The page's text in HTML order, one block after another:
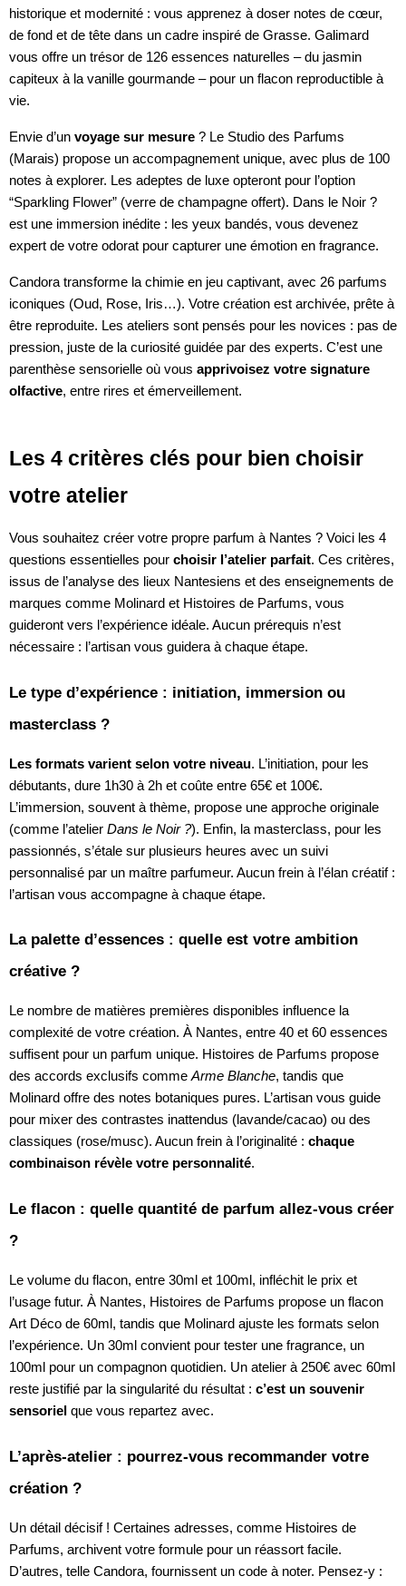
historique et modernité : vous apprenez à doser notes de cœur,
de fond et de tête dans un cadre inspiré de Grasse. Galimard
vous offre un trésor de 126 essences naturelles – du jasmin
capiteux à la vanille gourmande – pour un flacon reproductible à
vie.
Envie d’un voyage sur mesure ? Le Studio des Parfums
(Marais) propose un accompagnement unique, avec plus de 100
notes à explorer. Les adeptes de luxe opteront pour l’option
“Sparkling Flower” (verre de champagne offert). Dans le Noir ?
est une immersion inédite : les yeux bandés, vous devenez
expert de votre odorat pour capturer une émotion en fragrance.
Candora transforme la chimie en jeu captivant, avec 26 parfums
iconiques (Oud, Rose, Iris…). Votre création est archivée, prête à
être reproduite. Les ateliers sont pensés pour les novices : pas de
pression, juste de la curiosité guidée par des experts. C’est une
parenthèse sensorielle où vous apprivoisez votre signature
olfactive, entre rires et émerveillement.
Les 4 critères clés pour bien choisir
votre atelier
Vous souhaitez créer votre propre parfum à Nantes ? Voici les 4
questions essentielles pour choisir l’atelier parfait. Ces critères,
issus de l’analyse des lieux Nantesiens et des enseignements de
marques comme Molinard et Histoires de Parfums, vous
guideront vers l’expérience idéale. Aucun prérequis n’est
nécessaire : l’artisan vous guidera à chaque étape.
Le type d’expérience : initiation, immersion ou
masterclass ?
Les formats varient selon votre niveau. L’initiation, pour les
débutants, dure 1h30 à 2h et coûte entre 65€ et 100€.
L’immersion, souvent à thème, propose une approche originale
(comme l’atelier Dans le Noir ?). Enfin, la masterclass, pour les
passionnés, s’étale sur plusieurs heures avec un suivi
personnalisé par un maître parfumeur. Aucun frein à l’élan créatif :
l’artisan vous accompagne à chaque étape.
La palette d’essences : quelle est votre ambition
créative ?
Le nombre de matières premières disponibles influence la
complexité de votre création. À Nantes, entre 40 et 60 essences
suffisent pour un parfum unique. Histoires de Parfums propose
des accords exclusifs commeArme Blanche, tandis que
Molinard offre des notes botaniques pures. L’artisan vous guide
pour mixer des contrastes inattendus (lavande/cacao) ou des
classiques (rose/musc). Aucun frein à l’originalité : chaque
combinaison révèle votre personnalité.
Le flacon : quelle quantité de parfum allez-vous créer
?
Le volume du flacon, entre 30ml et 100ml, infléchit le prix et
l’usage futur. À Nantes, Histoires de Parfums propose un flacon
Art Déco de 60ml, tandis que Molinard ajuste les formats selon
l’expérience. Un 30ml convient pour tester une fragrance, un
100ml pour un compagnon quotidien. Un atelier à 250€ avec 60ml
reste justifié par la singularité du résultat : c’est un souvenir
sensoriel que vous repartez avec.
L’après-atelier : pourrez-vous recommander votre
création ?
Un détail décisif ! Certaines adresses, comme Histoires de
Parfums, archivent votre formule pour un réassort facile.
D’autres, telle Candora, fournissent un code à noter. Pensez-y :